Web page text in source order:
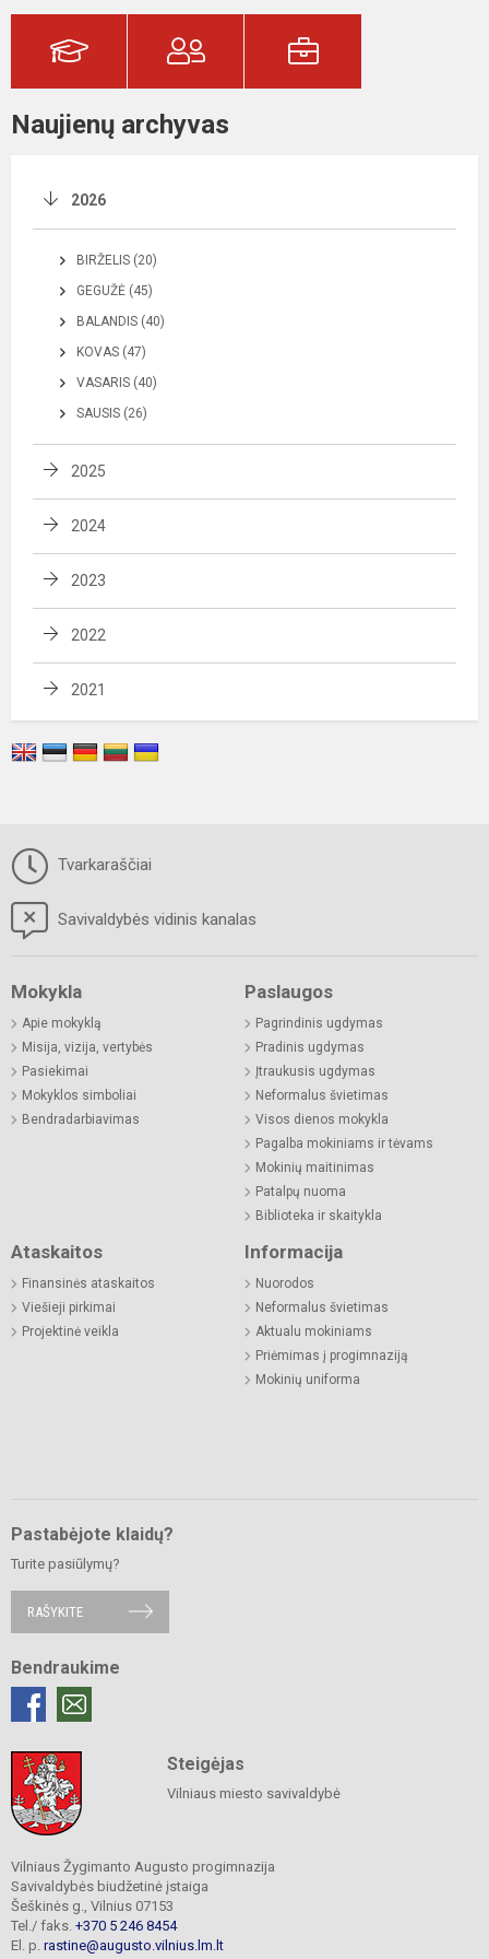
Naujienų archyvas
2026
BIRŽELIS (20)
GEGUŽĖ (45)
BALANDIS (40)
KOVAS (47)
VASARIS (40)
SAUSIS (26)
2025
2024
2023
2022
2021
Tvarkaraščiai
Savivaldybės vidinis kanalas
Mokykla
Apie mokyklą
Misija, vizija, vertybės
Pasiekimai
Mokyklos simboliai
Bendradarbiavimas
Paslaugos
Pagrindinis ugdymas
Pradinis ugdymas
Įtraukusis ugdymas
Neformalus švietimas
Visos dienos mokykla
Pagalba mokiniams ir tėvams
Mokinių maitinimas
Patalpų nuoma
Biblioteka ir skaitykla
Ataskaitos
Finansinės ataskaitos
Viešieji pirkimai
Projektinė veikla
Informacija
Nuorodos
Neformalus švietimas
Aktualu mokiniams
Priėmimas į progimnaziją
Mokinių uniforma
Pastabėjote klaidų?
Turite pasiūlymų?
RAŠYKITE
Bendraukime
Steigėjas
Vilniaus miesto savivaldybė
Vilniaus Žygimanto Augusto progimnazija
Savivaldybės biudžetinė įstaiga
Šeškinės g., Vilnius 07153
Tel./ faks. +370 5 246 8454
El. p. rastine@augusto.vilnius.lm.lt